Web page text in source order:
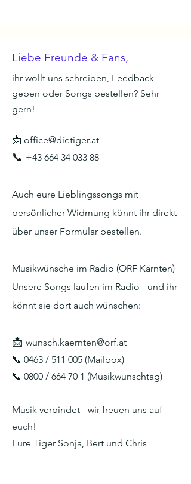
Liebe Freunde & Fans,
ihr wollt uns schreiben, Feedback
geben oder Songs bestellen? Sehr
gern!
📩 office@dietiger.at
📞 +43 664 34 033 88
Auch eure Lieblingssongs mit
persönlicher Widmung könnt ihr direkt
über unser Formular bestellen.
Musikwünsche im Radio (ORF Kärnten)
Unsere Songs laufen im Radio - und ihr
könnt sie dort auch wünschen:
📩 wunsch.kaernten@orf.at
📞 0463 / 511 005 (Mailbox)
📞 0800 / 664 70 1 (Musikwunschtag)
Musik verbindet - wir freuen uns auf
euch!
Eure Tiger Sonja, Bert und Chris